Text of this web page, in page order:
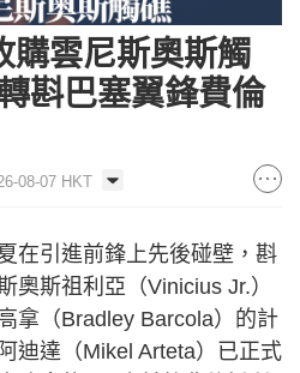
購雲尼斯奧斯觸
斟巴塞翼鋒費倫
08-07 HKT
在引進前鋒上先後碰壁，斟
奧斯祖利亞（Vinicius Jr.）
拿（Bradley Barcola）的計
迪達（Mikel Arteta）已正式